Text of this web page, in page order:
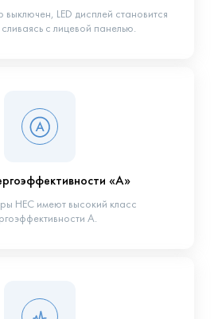
LED дисплей становится
с лицевой панелью.
«А»
НЕС имеют высокий класс
А.